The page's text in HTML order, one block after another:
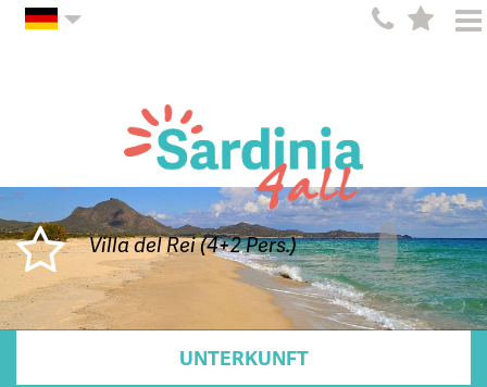
Villa del Rei (4+2 Pers.)
UNTERKUNFT